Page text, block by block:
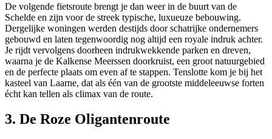
De volgende fietsroute brengt je dan weer in de buurt van de
Schelde en zijn voor de streek typische, luxueuze bebouwing.
Dergelijke woningen werden destijds door schatrijke ondernemers
gebouwd en laten tegenwoordig nog altijd een royale indruk achter.
Je rijdt vervolgens doorheen indrukwekkende parken en dreven,
waarna je de Kalkense Meerssen doorkruist, een groot natuurgebied
en de perfecte plaats om even af te stappen. Tenslotte kom je bij het
kasteel van Laarne, dat als één van de grootste middeleeuwse forten
écht kan tellen als climax van de route.
3. De Roze Oligantenroute